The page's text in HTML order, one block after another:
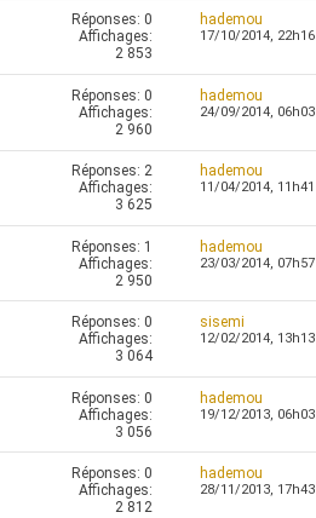
Réponses: 0
Affichages:
2 853
hademou
17/10/2014, 22h16
Réponses: 0
Affichages:
2 960
hademou
24/09/2014, 06h03
Réponses: 2
Affichages:
3 625
hademou
11/04/2014, 11h41
Réponses: 1
Affichages:
2 950
hademou
23/03/2014, 07h57
Réponses: 0
Affichages:
3 064
sisemi
12/02/2014, 13h13
Réponses: 0
Affichages:
3 056
hademou
19/12/2013, 06h03
Réponses: 0
Affichages:
2 812
hademou
28/11/2013, 17h43